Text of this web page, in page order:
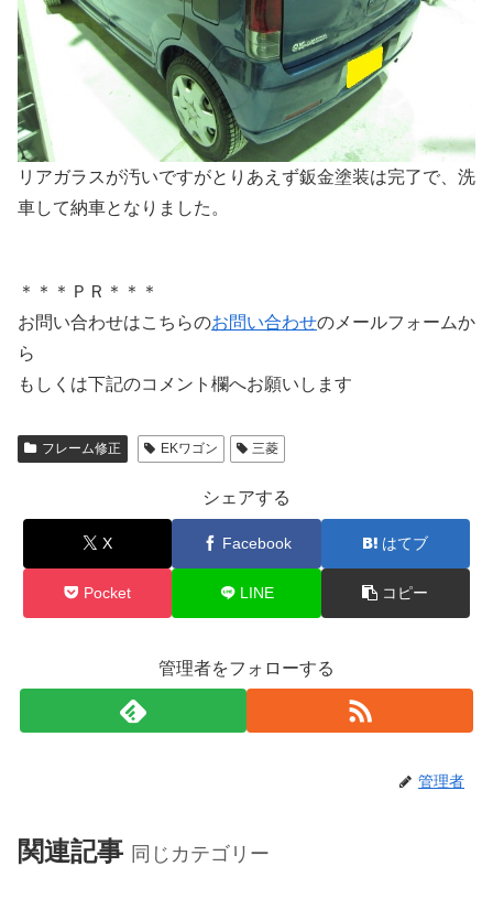
リアガラスが汚いですがとりあえず鈑金塗装は完了で、洗
車して納車となりました。
＊＊＊ＰＲ＊＊＊
お問い合わせはこちらのお問い合わせのメールフォームか
ら
もしくは下記のコメント欄へお願いします
フレーム修正 EKワゴン 三菱
シェアする
X Facebook はてブ
Pocket LINE コピー
管理者をフォローする
管理者
関連記事 同じカテゴリー